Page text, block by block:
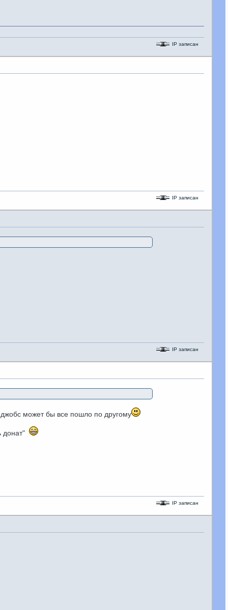
IP записан
IP записан
IP записан
может бы все пошло по другому
донат"
IP записан